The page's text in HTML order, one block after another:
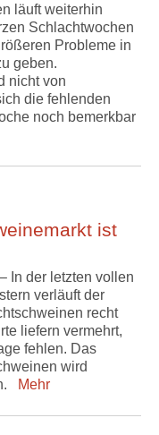
läuft weiterhin
Schlachtwochen
Probleme in
geben.
nicht von
die fehlenden
noch bemerkbar
ist
In der letzten vollen
verläuft der
recht
liefern vermehrt,
fehlen. Das
wird
Mehr